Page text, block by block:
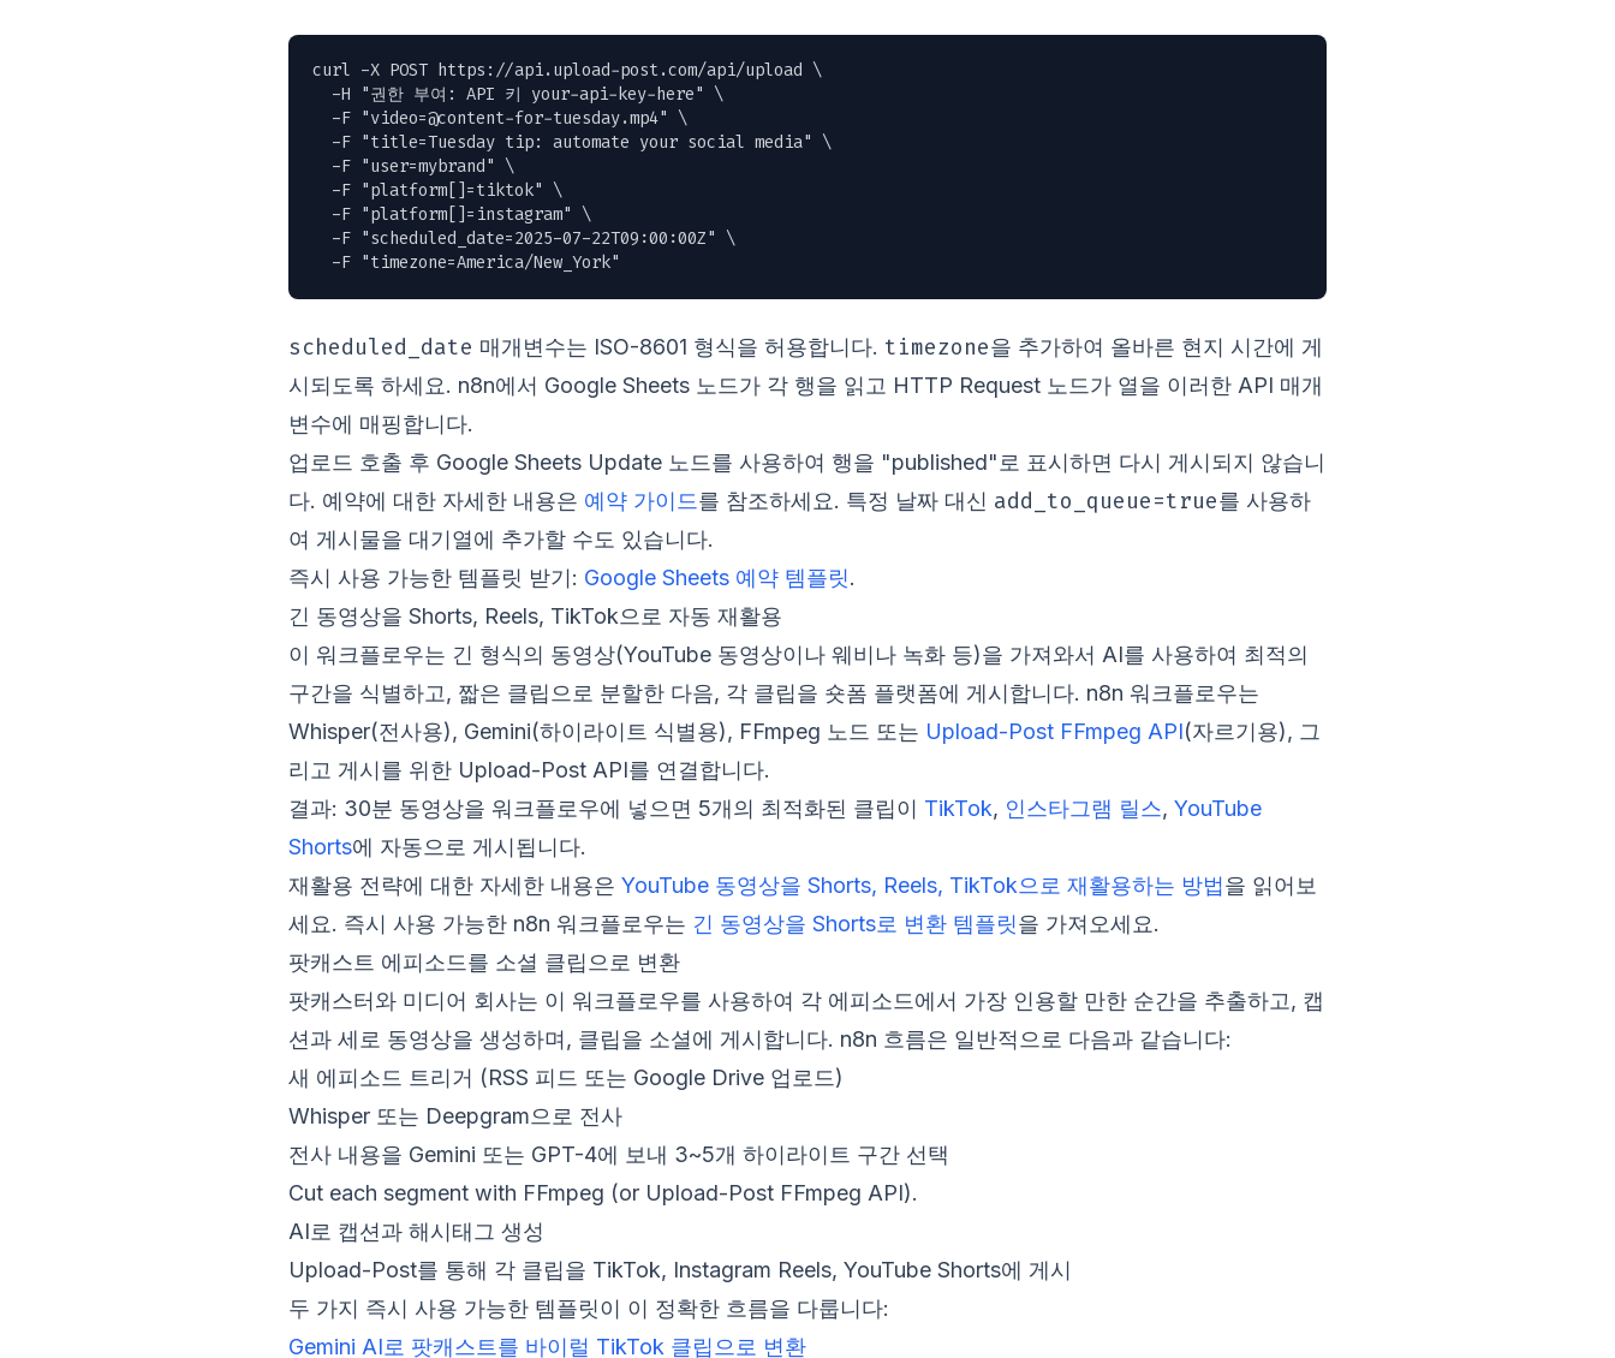
curl -X POST https://api.upload-post.com/api/upload \
  -H "권한 부여: API 키 your-api-key-here" \
  -F "
video=@content-for-tuesday.mp4" \
  -F "title=Tuesday tip: automate your social media" \
  -F "user=mybrand" \
  -F "platform[]=tiktok" \
  -F "platform[]=instagram" \
  -F "scheduled_date=2025-07-22T09:00:00Z" \
  -F "timezone=America/New_York"
scheduled_date 매개변수는 ISO-8601 형식을 허용합니다. timezone을 추가하여 올바른 현지 시간에 게
시되도록 하세요. n8n에서 Google Sheets 노드가 각 행을 읽고 HTTP Request 노드가 열을 이러한 API 매개
변수에 매핑합니다.
업로드 호출 후 Google Sheets Update 노드를 사용하여 행을 "published"로 표시하면 다시 게시되지 않습니
다. 예약에 대한 자세한 내용은 예약 가이드를 참조하세요. 특정 날짜 대신 add_to_queue=true를 사용하
여 게시물을 대기열에 추가할 수도 있습니다.
즉시 사용 가능한 템플릿 받기: Google Sheets 예약 템플릿.
긴 동영상을 Shorts, Reels, TikTok으로 자동 재활용
이 워크플로우는 긴 형식의 동영상(YouTube 동영상이나 웨비나 녹화 등)을 가져와서 AI를 사용하여 최적의
구간을 식별하고, 짧은 클립으로 분할한 다음, 각 클립을 숏폼 플랫폼에 게시합니다. n8n 워크플로우는
Whisper(전사용), Gemini(하이라이트 식별용), FFmpeg 노드 또는 Upload-Post FFmpeg API(자르기용), 그
리고 게시를 위한 Upload-Post API를 연결합니다.
결과: 30분 동영상을 워크플로우에 넣으면 5개의 최적화된 클립이 TikTok, 인스타그램 릴스, YouTube
Shorts에 자동으로 게시됩니다.
재활용 전략에 대한 자세한 내용은 YouTube 동영상을 Shorts, Reels, TikTok으로 재활용하는 방법을 읽어보
세요. 즉시 사용 가능한 n8n 워크플로우는 긴 동영상을 Shorts로 변환 템플릿을 가져오세요.
팟캐스트 에피소드를 소셜 클립으로 변환
팟캐스터와 미디어 회사는 이 워크플로우를 사용하여 각 에피소드에서 가장 인용할 만한 순간을 추출하고, 캡
션과 세로 동영상을 생성하며, 클립을 소셜에 게시합니다. n8n 흐름은 일반적으로 다음과 같습니다:
새 에피소드 트리거 (RSS 피드 또는 Google Drive 업로드)
Whisper 또는 Deepgram으로 전사
전사 내용을 Gemini 또는 GPT-4에 보내 3~5개 하이라이트 구간 선택
Cut each segment with FFmpeg (or Upload-Post FFmpeg API).
AI로 캡션과 해시태그 생성
Upload-Post를 통해 각 클립을 TikTok, Instagram Reels, YouTube Shorts에 게시
두 가지 즉시 사용 가능한 템플릿이 이 정확한 흐름을 다룹니다:
Gemini AI로 팟캐스트를 바이럴 TikTok 클립으로 변환